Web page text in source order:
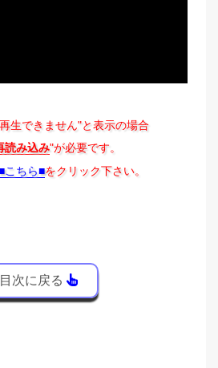
生できません"と表示の場合
読み込み"が必要です。
こちら■をクリック下さい。
目次に戻る